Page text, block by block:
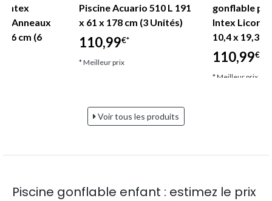
Intex
Anneaux
86 cm (6
Piscine Acuario 510 L 191
x 61 x 178 cm (3 Unités)
110,99€*
* Meilleur prix
gonflable
Intex Licorne
10,4 x 19,3
110,99€*
* Meilleur prix
Voir tous les produits
Piscine gonflable enfant : estimez le prix